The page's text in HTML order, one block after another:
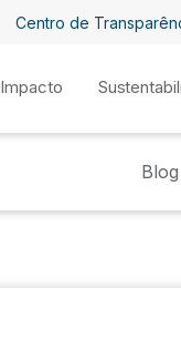
Centro de
Impacto